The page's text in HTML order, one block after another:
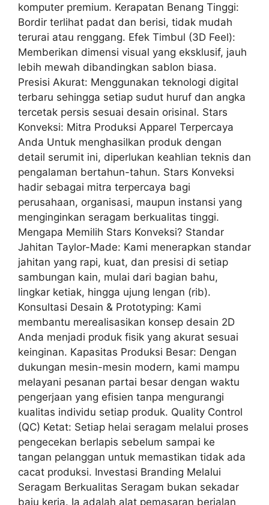
komputer premium. Kerapatan Benang Tinggi:
Bordir terlihat padat dan berisi, tidak mudah
terurai atau renggang. Efek Timbul (3D Feel):
Memberikan dimensi visual yang eksklusif, jauh
lebih mewah dibandingkan sablon biasa.
Presisi Akurat: Menggunakan teknologi digital
terbaru sehingga setiap sudut huruf dan angka
tercetak persis sesuai desain orisinal. Stars
Konveksi: Mitra Produksi Apparel Terpercaya
Anda Untuk menghasilkan produk dengan
detail serumit ini, diperlukan keahlian teknis dan
pengalaman bertahun-tahun. Stars Konveksi
hadir sebagai mitra terpercaya bagi
perusahaan, organisasi, maupun instansi yang
menginginkan seragam berkualitas tinggi.
Mengapa Memilih Stars Konveksi? Standar
Jahitan Taylor-Made: Kami menerapkan standar
jahitan yang rapi, kuat, dan presisi di setiap
sambungan kain, mulai dari bagian bahu,
lingkar ketiak, hingga ujung lengan (rib).
Konsultasi Desain & Prototyping: Kami
membantu merealisasikan konsep desain 2D
Anda menjadi produk fisik yang akurat sesuai
keinginan. Kapasitas Produksi Besar: Dengan
dukungan mesin-mesin modern, kami mampu
melayani pesanan partai besar dengan waktu
pengerjaan yang efisien tanpa mengurangi
kualitas individu setiap produk. Quality Control
(QC) Ketat: Setiap helai seragam melalui proses
pengecekan berlapis sebelum sampai ke
tangan pelanggan untuk memastikan tidak ada
cacat produksi. Investasi Branding Melalui
Seragam Berkualitas Seragam bukan sekadar
baju kerja. Ia adalah alat pemasaran berjalan